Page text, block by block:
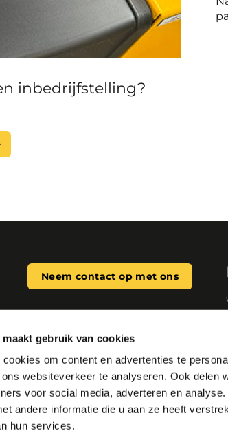
maakt gebruik van cookies
cookies om content en advertenties te
websiteverkeer te analyseren. Ook delen
voor social media, adverteren en
andere informatie die u aan ze heeft
hun services.
inbedrijfstelling?
Neem contact op met ons
gebied van systeemwaterkwaliteit
en op maat gemaakte oplossingen
(HVAC-systemen). Onze
verminderen het energieverbruik,
slijtage, waardoor stilstand als gevolg
beperkt.